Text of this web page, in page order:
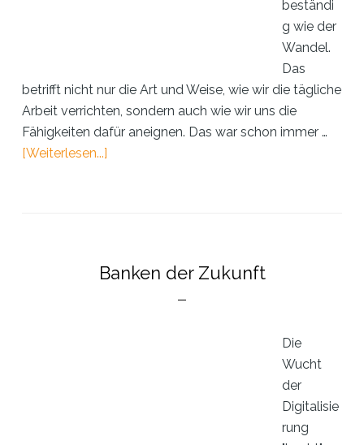
beständi
g wie der
Wandel.
Das
betrifft nicht nur die Art und Weise, wie wir die tägliche
Arbeit verrichten, sondern auch wie wir uns die
Fähigkeiten dafür aneignen. Das war schon immer …
[Weiterlesen...]
Banken der Zukunft
Die
Wucht
der
Digitalisie
rung